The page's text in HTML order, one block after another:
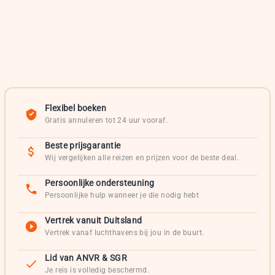
Flexibel boeken
Gratis annuleren tot 24 uur vooraf.
Beste prijsgarantie
Wij vergelijken alle reizen en prijzen voor de beste deal.
Persoonlijke ondersteuning
Persoonlijke hulp wanneer je die nodig hebt
Vertrek vanuit Duitsland
Vertrek vanaf luchthavens bij jou in de buurt.
Lid van ANVR & SGR
Je reis is volledig beschermd.